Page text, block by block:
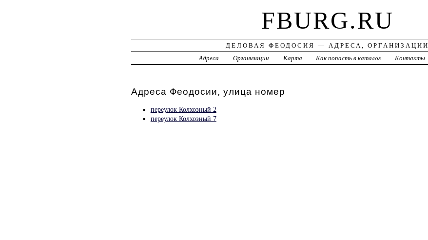
FBURG.RU
ДЕЛОВАЯ ФЕОДОСИЯ — АДРЕСА, ОРГАНИЗАЦИИ
Адреса
Организации Карта Как попасть в каталог Контакты
Адреса Феодосии, улица номер
переулок Колхозный 2
переулок Колхозный 7